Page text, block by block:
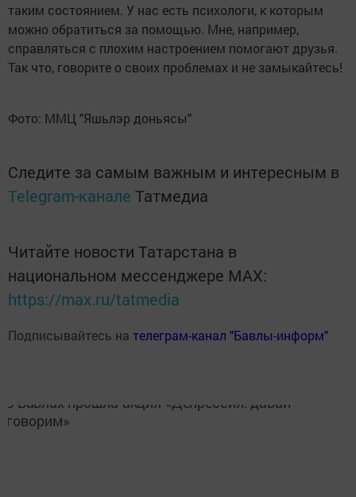
таким состоянием. У нас есть психологи, к которым
можно обратиться за помощью. Мне, например,
справляться с плохим настроением помогают друзья.
Так что, говорите о своих проблемах и не замыкайтесь!
Фото: ММЦ "Яшьлэр доньясы"
Следите за самым важным и интересным в
Telegram-канале Татмедиа
Читайте новости Татарстана в
национальном мессенджере MАХ:
https://max.ru/tatmedia
Подписывайтесь на телеграм-канал "Бавлы-информ"